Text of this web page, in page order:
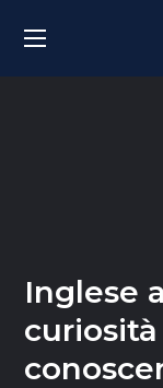
Inglese